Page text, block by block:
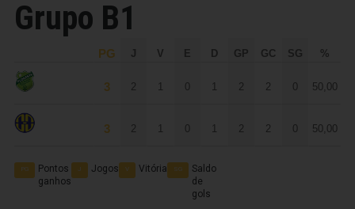
Grupo B1
PG J V E D GP GC SG %
3 2 1 0 1 2 2 0 50,00
3 2 1 0 1 2 2 0 50,00
PG
Pontos
ganhos
J Jogos V Vitória SG
Saldo
de
gols